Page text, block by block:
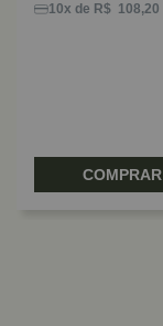
10x de R$ 108,20
COMPRAR